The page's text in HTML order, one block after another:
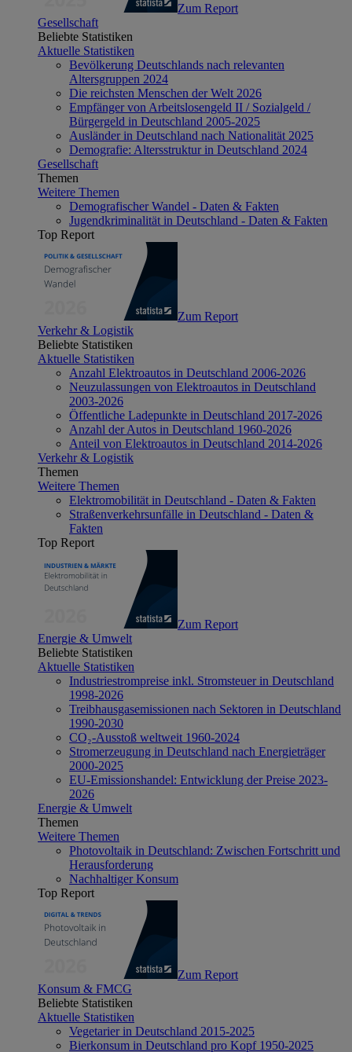
Zum Report
Gesellschaft
Beliebte Statistiken
Aktuelle Statistiken
Bevölkerung Deutschlands nach relevanten
Altersgruppen 2024
Die reichsten Menschen der Welt 2026
Empfänger von Arbeitslosengeld II / Sozialgeld /
Bürgergeld in Deutschland 2005-2025
Ausländer in Deutschland nach Nationalität 2025
Demografie: Altersstruktur in Deutschland 2024
Gesellschaft
Themen
Weitere Themen
Demografischer Wandel - Daten & Fakten
Jugendkriminalität in Deutschland - Daten & Fakten
Top Report
Zum Report
Verkehr & Logistik
Beliebte Statistiken
Aktuelle Statistiken
Anzahl Elektroautos in Deutschland 2006-2026
Neuzulassungen von Elektroautos in Deutschland
2003-2026
Öffentliche Ladepunkte in Deutschland 2017-2026
Anzahl der Autos in Deutschland 1960-2026
Anteil von Elektroautos in Deutschland 2014-2026
Verkehr & Logistik
Themen
Weitere Themen
Elektromobilität in Deutschland - Daten & Fakten
Straßenverkehrsunfälle in Deutschland - Daten &
Fakten
Top Report
Zum Report
Energie & Umwelt
Beliebte Statistiken
Aktuelle Statistiken
Industriestrompreise inkl. Stromsteuer in Deutschland
1998-2026
Treibhausgasemissionen nach Sektoren in Deutschland
1990-2030
CO₂-Ausstoß weltweit 1960-2024
Stromerzeugung in Deutschland nach Energieträger
2000-2025
EU-Emissionshandel: Entwicklung der Preise 2023-
2026
Energie & Umwelt
Themen
Weitere Themen
Photovoltaik in Deutschland: Zwischen Fortschritt und
Herausforderung
Nachhaltiger Konsum
Top Report
Zum Report
Konsum & FMCG
Beliebte Statistiken
Aktuelle Statistiken
Vegetarier in Deutschland 2015-2025
Bierkonsum in Deutschland pro Kopf 1950-2025